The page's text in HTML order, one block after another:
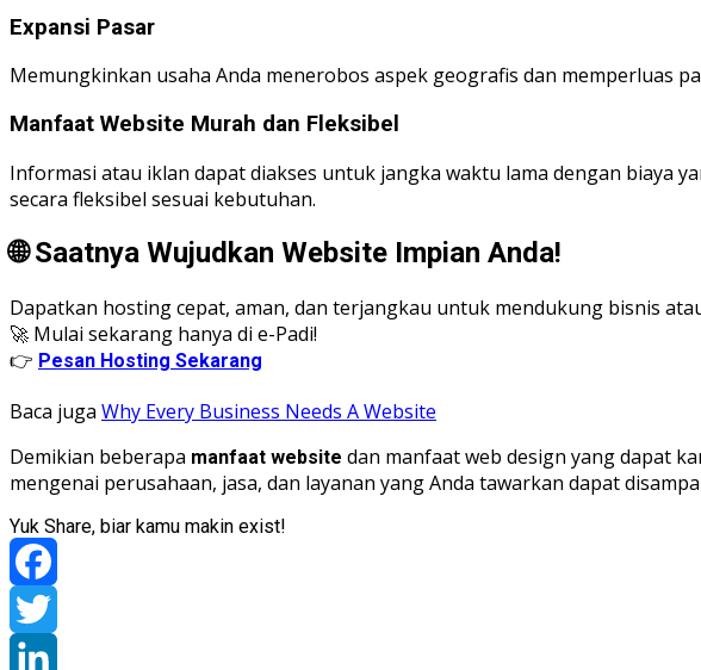
Expansi Pasar
Memungkinkan usaha Anda menerobos aspek geografis dan memperluas
Manfaat Website Murah dan Fleksibel
Informasi atau iklan dapat diakses untuk jangka waktu lama dengan biaya
secara fleksibel sesuai kebutuhan.
🌐 Saatnya Wujudkan Website Impian Anda!
Dapatkan hosting cepat, aman, dan terjangkau untuk mendukung bisnis
🚀 Mulai sekarang hanya di e-Padi!
👉 Pesan Hosting Sekarang
Baca juga Why Every Business Needs A Website
Demikian beberapa manfaat website dan manfaat web design yang dapat
mengenai perusahaan, jasa, dan layanan yang Anda tawarkan dapat
Yuk Share, biar kamu makin exist!
Facebook
Twitter